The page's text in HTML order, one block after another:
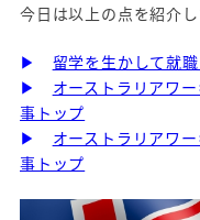
今日は以上の点を紹介し
▶
留学を生かして就
▶
オーストラリアワ
事トップ
▶
オーストラリアワ
事トップ